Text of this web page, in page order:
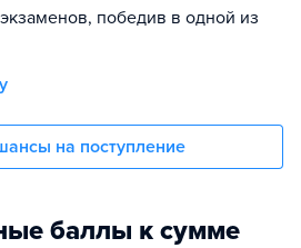
победив в одной из
на поступление
баллы к сумме